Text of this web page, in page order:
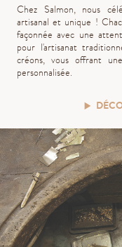
Chez Salmon, nous
artisanal et unique !
façonnée avec une
pour l'artisanat
créons, vous offrant
personnalisée.